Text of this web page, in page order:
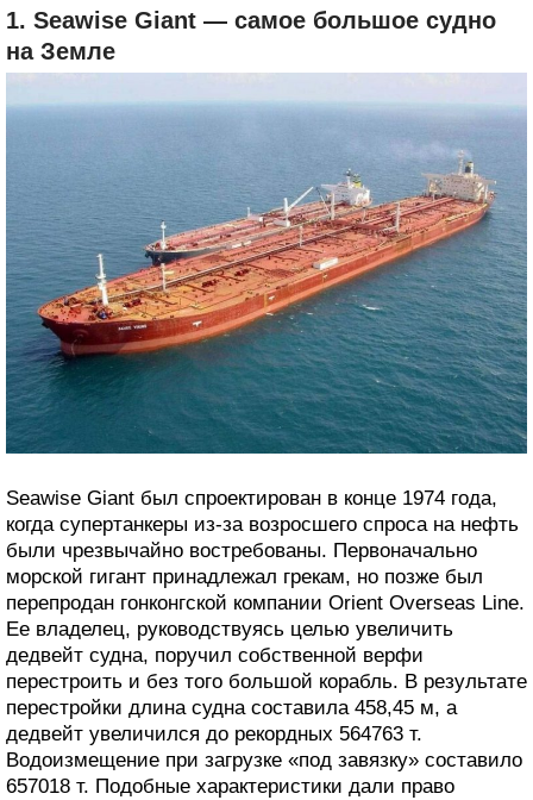
1. Seawise Giant — самое большое судно
на Земле
Seawise Giant был спроектирован в конце 1974 года,
когда супертанкеры из-за возросшего спроса на нефть
были чрезвычайно востребованы. Первоначально
морской гигант принадлежал грекам, но позже был
перепродан гонконгской компании Orient Overseas Line.
Ее владелец, руководствуясь целью увеличить
дедвейт судна, поручил собственной верфи
перестроить и без того большой корабль. В результате
перестройки длина судна составила 458,45 м, а
дедвейт увеличился до рекордных 564763 т.
Водоизмещение при загрузке «под завязку» составило
657018 т. Подобные характеристики дали право